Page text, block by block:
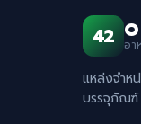
42 อา
แหล่งจำห
บรรจุภัณฑ์